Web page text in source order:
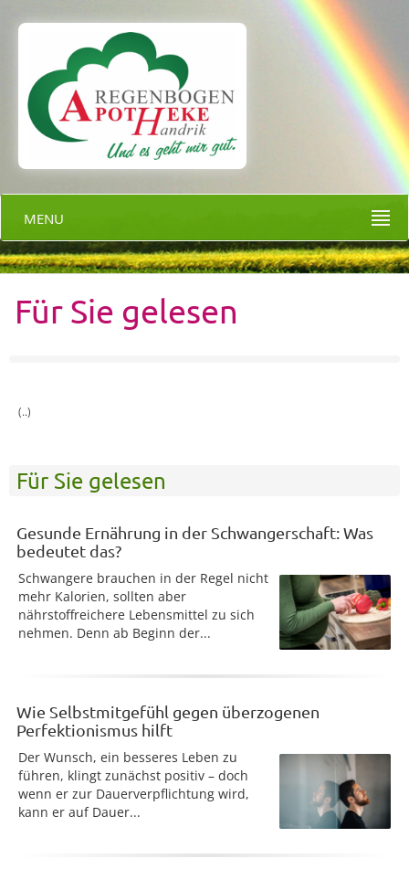
MENU
Für Sie gelesen
(..)
Für Sie gelesen
Gesunde Ernährung in der Schwangerschaft: Was
bedeutet das?
Schwangere brauchen in der Regel nicht
mehr Kalorien, sollten aber
nährstoffreichere Lebensmittel zu sich
nehmen. Denn ab Beginn der...
Wie Selbstmitgefühl gegen überzogenen
Perfektionismus hilft
Der Wunsch, ein besseres Leben zu
führen, klingt zunächst positiv – doch
wenn er zur Dauerverpflichtung wird,
kann er auf Dauer...